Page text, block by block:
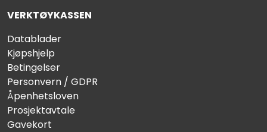
VERKTØYKASSEN
Datablader
Kjøpshjelp
Betingelser
Personvern / GDPR
Åpenhetsloven
Prosjektavtale
Gavekort